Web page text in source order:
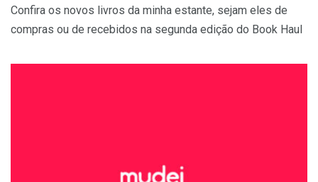
Confira os novos livros da minha estante, sejam eles de
compras ou de recebidos na segunda edição do Book Haul